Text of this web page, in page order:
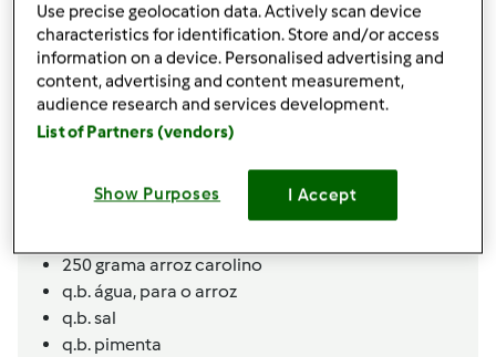
Ingredientes
Arroz de pota
1embalagemTENTÁCULOS DE POTA
2cebola
gramaágua,para cozer os tentáculos de
250grama arroz carolino
q.b.água, para o arroz
q.b.sal
q.b. pimenta
Use precise geolocation data. Actively scan device
characteristics for identification. Store and/or access
information on a device. Personalised advertising and
content, advertising and content measurement,
audience research and services development.
List of Partners (vendors)
Show Purposes I Accept